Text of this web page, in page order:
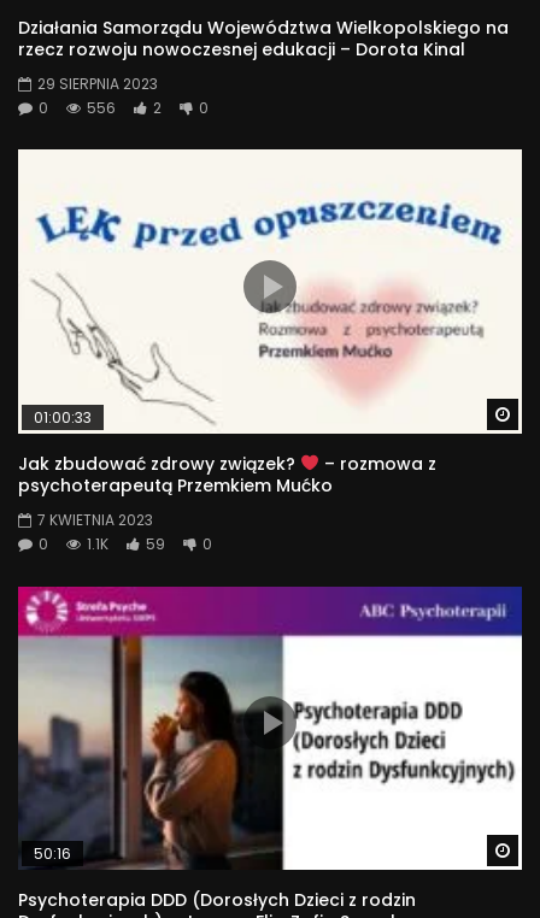
Działania Samorządu Województwa Wielkopolskiego na
rzecz rozwoju nowoczesnej edukacji – Dorota Kinal
29 SIERPNIA 2023
0
556 2 0
01:00:33
Jak zbudować zdrowy związek?
– rozmowa z
psychoterapeutą Przemkiem Mućko
7 KWIETNIA 2023
0
1.1K 59 0
50:16
Psychoterapia DDD (Dorosłych Dzieci z rodzin